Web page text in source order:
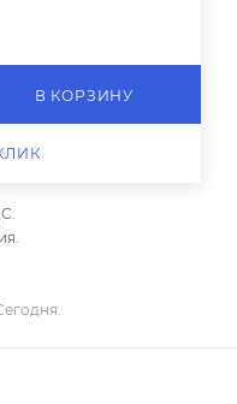
В КОРЗИНУ